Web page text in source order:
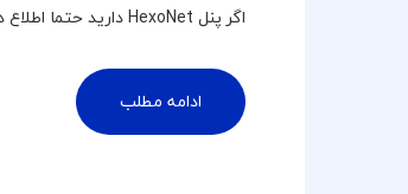
اگر پنل HexoNet دارید حتما اطلاع دارید که به صورت پیش فرض تمدید دامنه ها به صورت خودکار می...
ادامه مطلب